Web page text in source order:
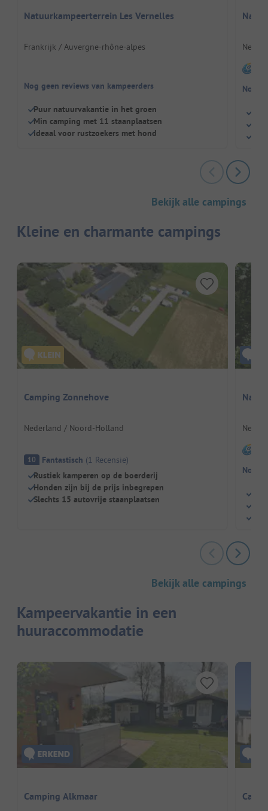
Natuurkampeerterrein Les Vernelles
Frankrijk / Auvergne-rhône-alpes
Nog geen reviews van kampeerders
Puur natuurvakantie in het groen
Min camping met 11 staanplaatsen
Ideaal voor rustzoekers met hond
Nog
Bekijk alle campings
Kleine en charmante campings
Camping Zonnehove
Nederland / Noord-Holland
10 Fantastisch (1 Recensie)
Rustiek kamperen op de boerderij
Honden zijn bij de prijs inbegrepen
Slechts 15 autovrije staanplaatsen
Nog
Bekijk alle campings
Kampeervakantie in een
huuraccommodatie
Camping Alkmaar